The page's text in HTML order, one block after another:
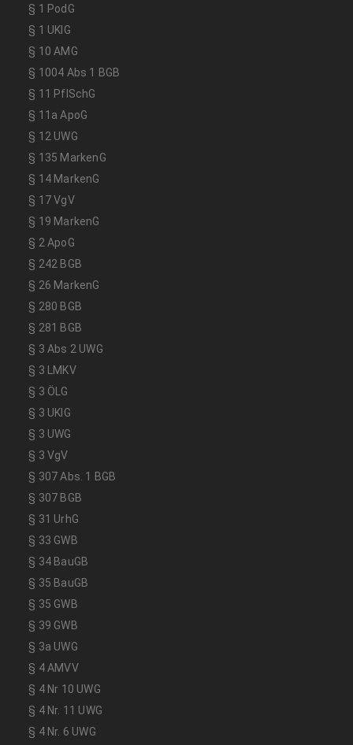
§ 1 PodG
§ 1 UKlG
§ 10 AMG
§ 1004 Abs 1 BGB
§ 11 PflSchG
§ 11a ApoG
§ 12 UWG
§ 135 MarkenG
§ 14 MarkenG
§ 17 VgV
§ 19 MarkenG
§ 2 ApoG
§ 242 BGB
§ 26 MarkenG
§ 280 BGB
§ 281 BGB
§ 3 Abs 2 UWG
§ 3 LMKV
§ 3 ÖLG
§ 3 UKlG
§ 3 UWG
§ 3 VgV
§ 307 Abs. 1 BGB
§ 307 BGB
§ 31 UrhG
§ 33 GWB
§ 34 BauGB
§ 35 BauGB
§ 35 GWB
§ 39 GWB
§ 3a UWG
§ 4 AMVV
§ 4 Nr 10 UWG
§ 4 Nr. 11 UWG
§ 4 Nr. 6 UWG